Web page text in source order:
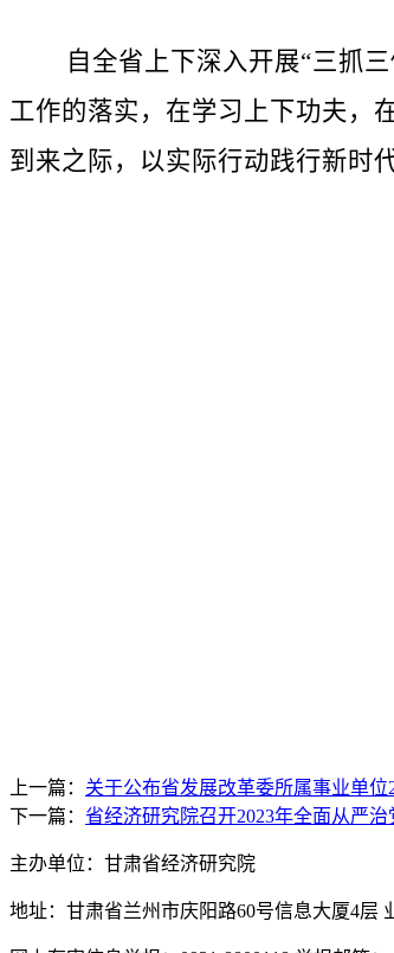
自全省上下深入开展“三抓三
工作的落实，在学习上下功夫，
到来之际，以实际行动践行新时
上一篇： 关于公布省发展改革委所属事业单
下一篇： 省经济研究院召开2023年全面从严
主办单位：甘肃省经济研究院
地址：甘肃省兰州市庆阳路60号信息大厦4层